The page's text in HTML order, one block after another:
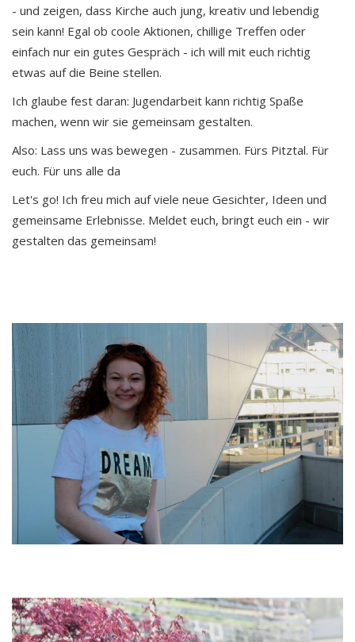
- und zeigen, dass Kirche auch jung, kreativ und lebendig
sein kann! Egal ob coole Aktionen, chillige Treffen oder
einfach nur ein gutes Gespräch - ich will mit euch richtig
etwas auf die Beine stellen.
Ich glaube fest daran: Jugendarbeit kann richtig Spaße
machen, wenn wir sie gemeinsam gestalten.
Also: Lass uns was bewegen - zusammen. Fürs Pitztal. Für
euch. Für uns alle da
Let's go! Ich freu mich auf viele neue Gesichter, Ideen und
gemeinsame Erlebnisse. Meldet euch, bringt euch ein - wir
gestalten das gemeinsam!